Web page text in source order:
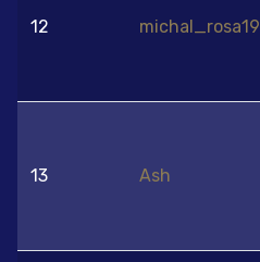
12 michal_rosa19
13 Ash